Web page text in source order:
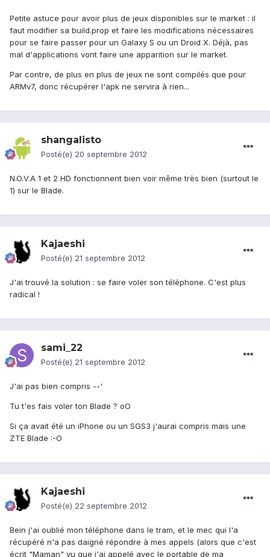
Petite astuce pour avoir plus de jeux disponibles sur le market : il
faut modifier sa build.prop et faire les modifications nécessaires
pour se faire passer pour un Galaxy S ou un Droid X. Déjà, pas
mal d'applications vont faire une apparition sur le market.
Par contre, de plus en plus de jeux ne sont compilés que pour
ARMv7, donc récupérer l'apk ne servira à rien...
shangalisto
Posté(e) 20 septembre 2012
N.O.V.A 1 et 2 HD fonctionnent bien voir même très bien (surtout le
1) sur le Blade.
Kajaeshi
Posté(e) 21 septembre 2012
J'ai trouvé la solution : se faire voler son téléphone. C'est plus
radical !
sami_22
Posté(e) 21 septembre 2012
J'ai pas bien compris --'
Tu t'es fais voler ton Blade ? oO
Si ça avait été un iPhone ou un SGS3 j'aurai compris mais une
ZTE Blade :-O
Kajaeshi
Posté(e) 22 septembre 2012
Bein j'ai oublié mon téléphone dans le tram, et le mec qui l'a
récupéré n'a pas daigné répondre à mes appels (alors que c'est
écrit "Maman" vu que j'ai appelé avec le portable de ma